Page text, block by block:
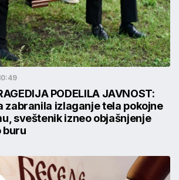
PODELILA JAVNOST:
zabranila izlaganje tela pokojne
sveštenik izneo objašnjenje
buru